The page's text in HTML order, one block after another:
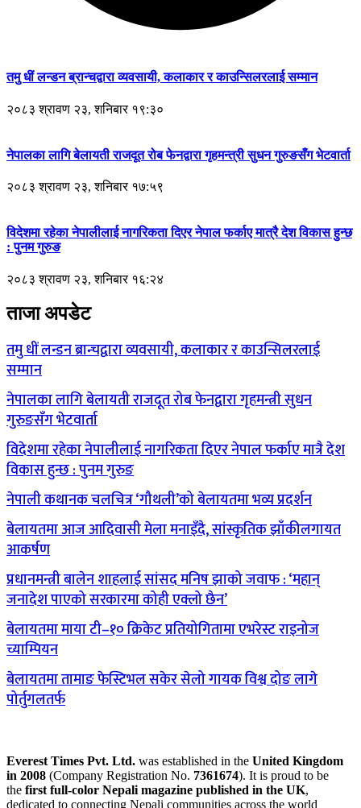
तमु धीं लन्डन ब्रान्चद्वारा व्यवसायी, कलाकार र काउन्सिलरलाई सम्मान
२०८३ श्रावण २३, शनिबार १९:३०
नेपालका लागि बेलायती राजदूत रोब फेनद्वारा गृहमन्त्री सुधन गुरुङसँग भेटवार्ता
२०८३ श्रावण २३, शनिबार १७:५९
विदेशमा रहेका नेपालीलाई नागरिकता दिएर नेपाल फर्काए मात्रै देश विकास हुन्छ
: पुनम गुरुङ
२०८३ श्रावण २३, शनिबार १६:२४
ताजा अपडेट
तमु धीं लन्डन ब्रान्चद्वारा व्यवसायी, कलाकार र काउन्सिलरलाई
सम्मान
नेपालका लागि बेलायती राजदूत रोब फेनद्वारा गृहमन्त्री सुधन
गुरुङसँग भेटवार्ता
विदेशमा रहेका नेपालीलाई नागरिकता दिएर नेपाल फर्काए मात्रै देश
विकास हुन्छ : पुनम गुरुङ
नेपाली कथानक चलचित्र ‘गौथली’को बेलायतमा भव्य प्रदर्शन
बेलायतमा आज आदिवासी मेला मनाइँदै, सांस्कृतिक झाँकीलगायत
आकर्षण
प्रधानमन्त्री बालेन शाहलाई सांसद मनिष झाको जवाफ : ‘महान्
जनादेश पाएको सरकारमा कोही एक्लो छैन’
बेलायतमा माया टी–१० क्रिकेट प्रतियोगितामा एभरेस्ट राइनोज
च्याम्पियन
बेलायतमा तामाङ फेस्टिभल सकेर सेलो गायक विश्व दोङ लागे
पोर्तुगलतर्फ
Everest Times Pvt. Ltd. was established in the United Kingdom
in 2008 (Company Registration No. 7361674). It is proud to be
the first full-color Nepali magazine published in the UK,
dedicated to connecting Nepali communities across the world